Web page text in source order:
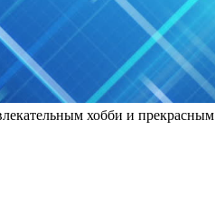
хобби и